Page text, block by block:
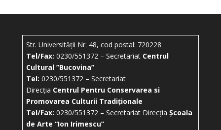
Str. Universității Nr. 48, cod postal: 720228
Tel/Fax: 0230/551372 – Secretariat Centrul
Cultural ”Bucovina”
Tel: 0230/551372 – Secretariat
Direcția Centrul Pentru Conservarea si
Promovarea Culturii Tradiționale
Tel/Fax: 0230/551372 – Secretariat Direcția Școala
de Arte “Ion Irimescu”